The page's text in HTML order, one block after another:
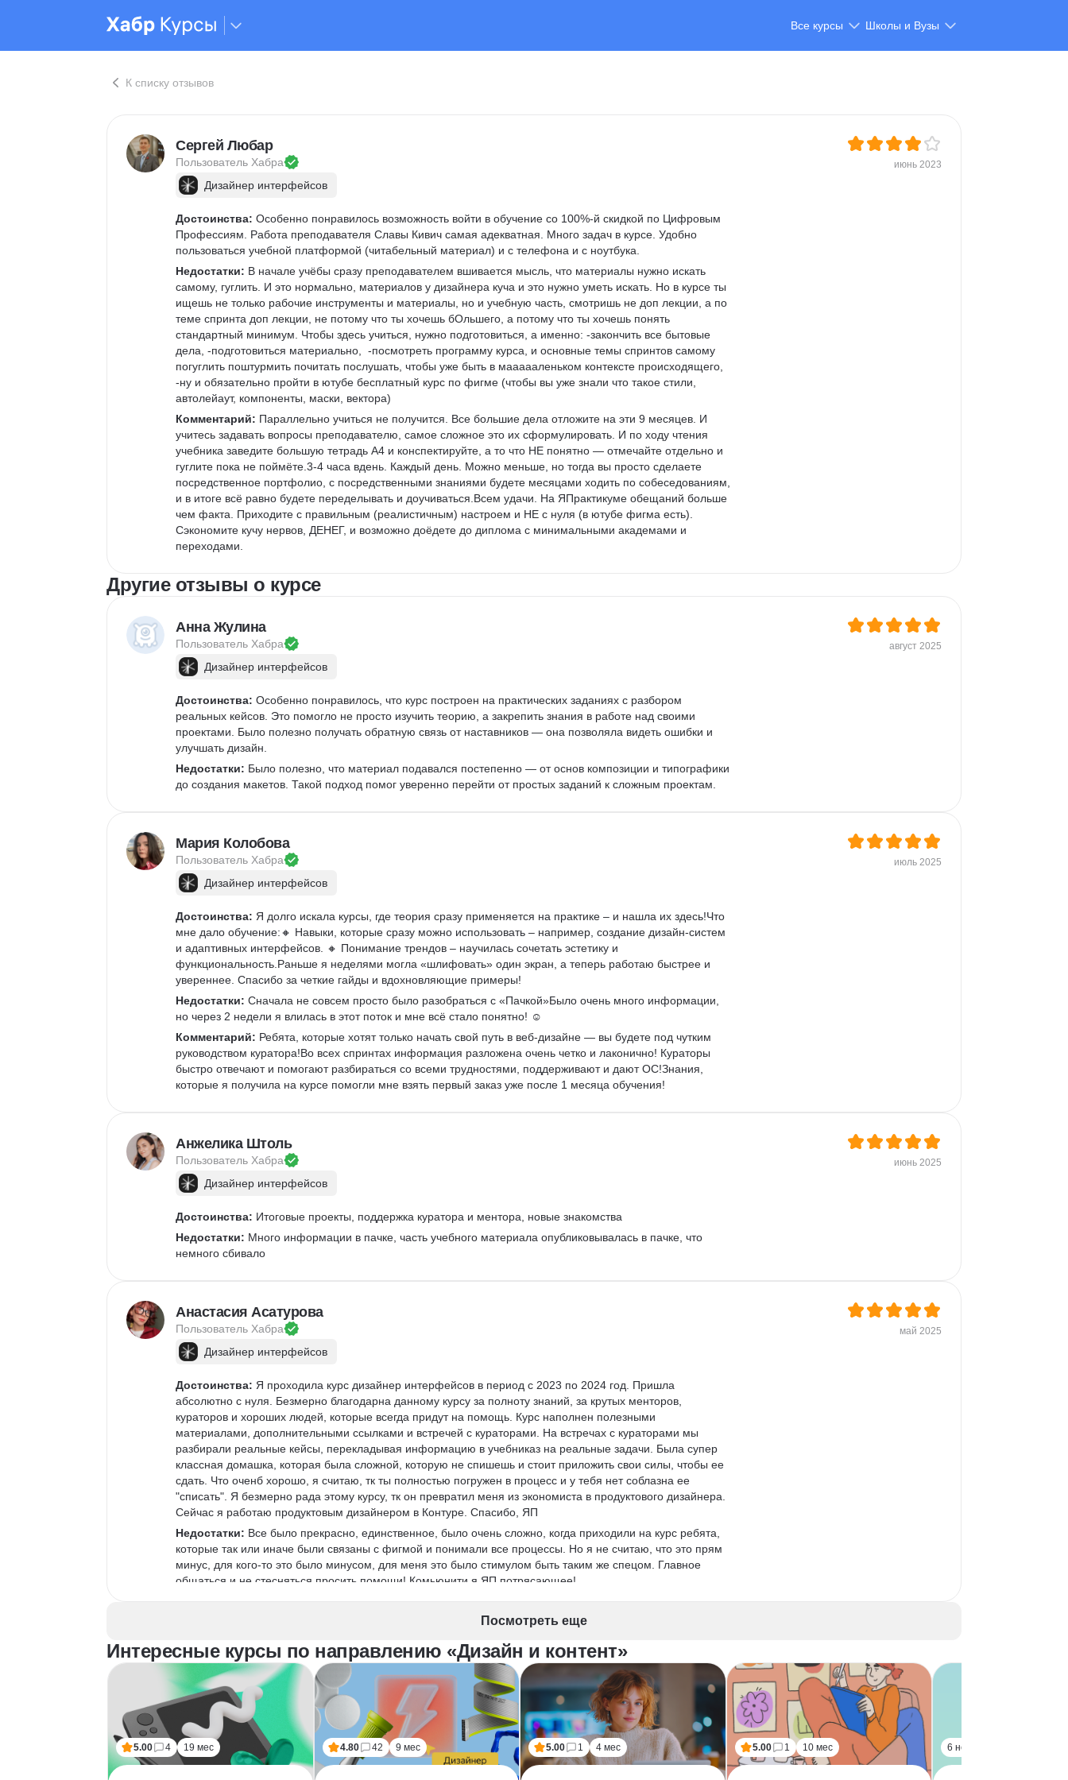
Все курсы Школы и Вузы
К списку отзывов
Сергей Любар
Пользователь Хабра июнь 2023
Дизайнер интерфейсов
Достоинства: Особенно понравилось возможность войти в обучение со 100%-й скидкой по Цифровым
Профессиям. Работа преподавателя Славы Кивич самая адекватная. Много задач в курсе. Удобно
пользоваться учебной платформой (читабельный материал) и с телефона и с ноутбука.
Недостатки: В начале учёбы сразу преподавателем вшивается мысль, что материалы нужно искать
самому, гуглить. И это нормально, материалов у дизайнера куча и это нужно уметь искать. Но в курсе ты
ищешь не только рабочие инструменты и материалы, но и учебную часть, смотришь не доп лекции, а по
теме спринта доп лекции, не потому что ты хочешь бОльшего, а потому что ты хочешь понять
стандартный минимум. Чтобы здесь учиться, нужно подготовиться, а именно: -закончить все бытовые
дела, -подготовиться материально,  -посмотреть программу курса, и основные темы спринтов самому
погуглить поштурмить почитать послушать, чтобы уже быть в маааааленьком контексте происходящего,
-ну и обязательно пройти в ютубе бесплатный курс по фигме (чтобы вы уже знали что такое стили,
автолейаут, компоненты, маски, вектора)
Комментарий: Параллельно учиться не получится. Все большие дела отложите на эти 9 месяцев. И
учитесь задавать вопросы преподавателю, самое сложное это их сформулировать. И по ходу чтения
учебника заведите большую тетрадь А4 и конспектируйте, а то что НЕ понятно — отмечайте отдельно и
гуглите пока не поймёте.3-4 часа вдень. Каждый день. Можно меньше, но тогда вы просто сделаете
посредственное портфолио, с посредственными знаниями будете месяцами ходить по собеседованиям,
и в итоге всё равно будете переделывать и доучиваться.Всем удачи. На ЯПрактикуме обещаний больше
чем факта. Приходите с правильным (реалистичным) настроем и НЕ с нуля (в ютубе фигма есть).
Сэкономите кучу нервов, ДЕНЕГ, и возможно доёдете до диплома с минимальными академами и
переходами.
Другие отзывы о курсе
Анна Жулина
Пользователь Хабра август 2025
Дизайнер интерфейсов
Достоинства: Особенно понравилось, что курс построен на практических заданиях с разбором
реальных кейсов. Это помогло не просто изучить теорию, а закрепить знания в работе над своими
проектами. Было полезно получать обратную связь от наставников — она позволяла видеть ошибки и
улучшать дизайн.
Недостатки: Было полезно, что материал подавался постепенно — от основ композиции и типографики
до создания макетов. Такой подход помог уверенно перейти от простых заданий к сложным проектам.
Мария Колобова
Пользователь Хабра июль 2025
Дизайнер интерфейсов
Достоинства: Я долго искала курсы, где теория сразу применяется на практике – и нашла их здесь!Что
мне дало обучение:🔸 Навыки, которые сразу можно использовать – например, создание дизайн-систем
и адаптивных интерфейсов. 🔸 Понимание трендов – научилась сочетать эстетику и
функциональность.Раньше я неделями могла «шлифовать» один экран, а теперь работаю быстрее и
увереннее. Спасибо за четкие гайды и вдохновляющие примеры!
Недостатки: Сначала не совсем просто было разобраться с «Пачкой»Было очень много информации,
но через 2 недели я влилась в этот поток и мне всё стало понятно! ☺️
Комментарий: Ребята, которые хотят только начать свой путь в веб-дизайне — вы будете под чутким
руководством куратора!Во всех спринтах информация разложена очень четко и лаконично! Кураторы
быстро отвечают и помогают разбираться со всеми трудностями, поддерживают и дают ОС!Знания,
которые я получила на курсе помогли мне взять первый заказ уже после 1 месяца обучения!
Анжелика Штоль
Пользователь Хабра июнь 2025
Дизайнер интерфейсов
Достоинства: Итоговые проекты, поддержка куратора и ментора, новые знакомства
Недостатки: Много информации в пачке, часть учебного материала опубликовывалась в пачке, что
немного сбивало
Анастасия Асатурова
Пользователь Хабра май 2025
Дизайнер интерфейсов
Достоинства: Я проходила курс дизайнер интерфейсов в период с 2023 по 2024 год. Пришла
абсолютно с нуля. Безмерно благодарна данному курсу за полноту знаний, за крутых менторов,
кураторов и хороших людей, которые всегда придут на помощь. Курс наполнен полезными
материалами, дополнительными ссылками и встречей с кураторами. На встречах с кураторами мы
разбирали реальные кейсы, перекладывая информацию в учебниказ на реальные задачи. Была супер
классная домашка, которая была сложной, которую не спишешь и стоит приложить свои силы, чтобы ее
сдать. Что оченб хорошо, я считаю, тк ты полностью погружен в процесс и у тебя нет соблазна ее
"списать". Я безмерно рада этому курсу, тк он превратил меня из экономиста в продуктового дизайнера.
Сейчас я работаю продуктовым дизайнером в Контуре. Спасибо, ЯП
Недостатки: Все было прекрасно, единственное, было очень сложно, когда приходили на курс ребята,
которые так или иначе были связаны с фигмой и понимали все процессы. Но я не считаю, что это прям
минус, для кого-то это было минусом, для меня это было стимулом быть таким же спецом. Главное
общаться и не стесняться просить помощи! Комьюнити я ЯП потрясающее!
нужно сдать тесты (есть внутри ЯП) очень вдумчиво, там есть тест, какая профессия тебе подходит,
обучение, в котором есть дедлайны, сложные и интересные задачи и встречи с командой. У меня лично
получалось совмещать работу и учиться, но было тяжело, но тем не менее я с ответственностью
подошла к процессу и получила очень крутой выхлоп. Спасибо, Яндекс Практикум!
Посмотреть еще
Интересные курсы по направлению «Дизайн и контент»
5.00 4 19 мес 4.80 42 9 мес 5.00 1 4 мес 5.00 1 10 мес 6 нед